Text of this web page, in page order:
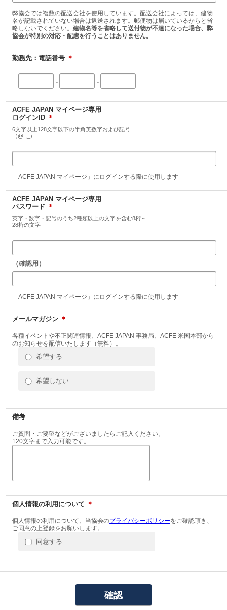
弊協会では複数の配送会社を使用しています。配送会社によっては、建物
名が記載されていない場合は返送されます。郵便物は届いているからと省
略しないでください。 建物名等を省略して送付物が不達になった場合、弊
協会が特別の対応・配慮を行うことはありません。
勤務先：電話番号 ＊
- -
ACFE JAPAN マイページ専用
ログインID ＊
6文字以上128文字以下の半角英数字および記号
（@-._）
「ACFE JAPAN マイページ」にログインする際に使用します
ACFE JAPAN マイページ専用
パスワード ＊
英字・数字・記号のうち2種類以上の文字を含む8桁～
28桁の文字
（確認用）
「ACFE JAPAN マイページ」にログインする際に使用します
メールマガジン ＊
各種イベントや不正関連情報、ACFE JAPAN 事務局、ACFE 米国本部から
のお知らせを配信いたします（無料）。
希望する
希望しない
備考
ご質問・ご要望などがございましたらご記入ください。
120文字まで入力可能です。
個人情報の利用について ＊
個人情報の利用について、当協会のプライバシーポリシーをご確認頂き、
ご同意の上登録をお願いします。
同意する